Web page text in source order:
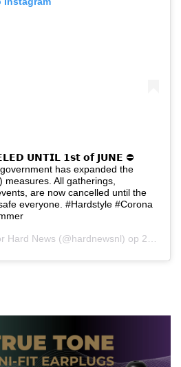
𝗨𝗡𝗧𝗜𝗟 𝟭𝘀𝘁 𝗼𝗳 𝗝𝗨𝗡𝗘 ⛔
has expanded the
All gatherings,
are now cancelled until the
everyone. #Hardstyle #Corona
Hard News (@hardnewsnl) op 23 Mrt 2020 om 11:18 (PDT)